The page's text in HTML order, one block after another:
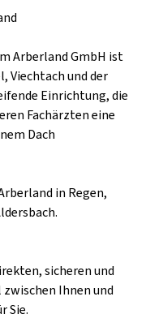
Arberland GmbH ist
Viechtach und der
Einrichtung, die
Fachärzten eine
Dach
in Regen,
sicheren und
Ihnen und
Sie.